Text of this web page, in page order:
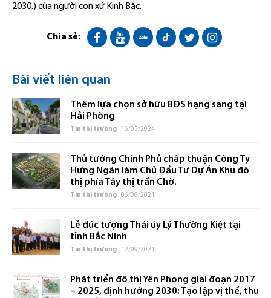
2030.) của người con xứ Kinh Bắc.
Chia sẻ:
Bài viết liên quan
Thêm lựa chọn sở hữu BĐS hạng sang tại
Hải Phòng
Tin thị trường | 16/05/2024
Thủ tướng Chính Phủ chấp thuận Công Ty
Hưng Ngân làm Chủ Đầu Tư Dự Án Khu đô
thị phía Tây thị trấn Chờ.
Tin thị trường | 06/08/2021
Lễ đúc tượng Thái úy Lý Thường Kiệt tại
tỉnh Bắc Ninh
Tin thị trường | 12/09/2021
Phát triển đô thị Yên Phong giai đoạn 2017
– 2025, định hướng 2030: Tạo lập vị thế, thu